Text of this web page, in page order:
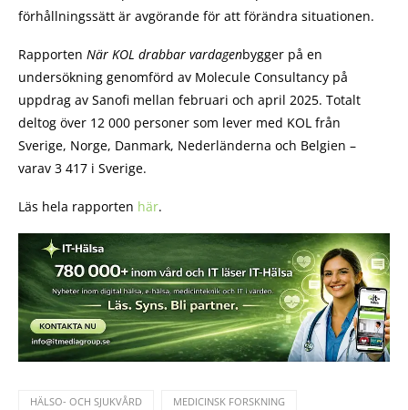
förhållningssätt är avgörande för att förändra situationen.
Rapporten När KOL drabbar vardagenbygger på en
undersökning genomförd av Molecule Consultancy på
uppdrag av Sanofi mellan februari och april 2025. Totalt
deltog över 12 000 personer som lever med KOL från
Sverige, Norge, Danmark, Nederländerna och Belgien –
varav 3 417 i Sverige.
Läs hela rapporten här.
HÄLSO- OCH SJUKVÅRD MEDICINSK FORSKNING